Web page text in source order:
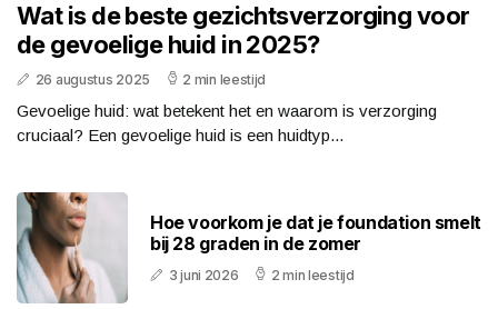
Wat is de beste gezichtsverzorging voor
de gevoelige huid in 2025?
26 augustus 2025 2 min leestijd
Gevoelige huid: wat betekent het en waarom is verzorging
cruciaal? Een gevoelige huid is een huidtyp...
Hoe voorkom je dat je foundation smelt
bij 28 graden in de zomer
3 juni 2026 2 min leestijd